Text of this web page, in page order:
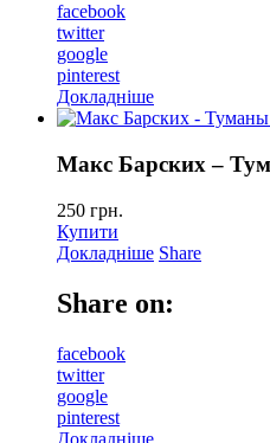
facebook
twitter
google
pinterest
Докладніше
Макс Барских –
250 грн.
Купити
Докладніше Share
Share on:
facebook
twitter
google
pinterest
Докладніше